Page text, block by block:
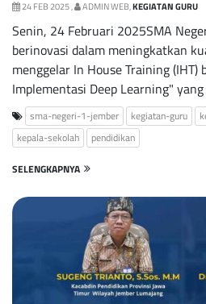
24 FEB 2025 , ADMIN WEB,KEGIATAN GURU
Senin, 24 Februari 2025SMA
berinovasi dalam meningkatkan
menggelar In House Training
Implementasi Deep Learning"
sma-negeri-1-jember kegiatan-guru
kepala-sekolah
pendidikan
SELENGKAPNYA